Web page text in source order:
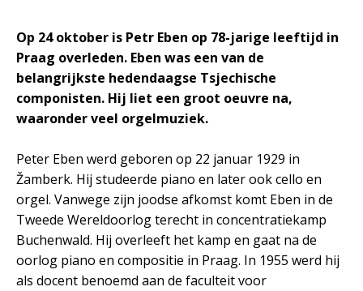
Op 24 oktober is Petr Eben op 78-jarige leeftijd in
Praag overleden. Eben was een van de
belangrijkste hedendaagse Tsjechische
componisten. Hij liet een groot oeuvre na,
waaronder veel orgelmuziek.
Peter Eben werd geboren op 22 januar 1929 in
Žamberk. Hij studeerde piano en later ook cello en
orgel. Vanwege zijn joodse afkomst komt Eben in de
Tweede Wereldoorlog terecht in concentratiekamp
Buchenwald. Hij overleeft het kamp en gaat na de
oorlog piano en compositie in Praag. In 1955 werd hij
als docent benoemd aan de faculteit voor